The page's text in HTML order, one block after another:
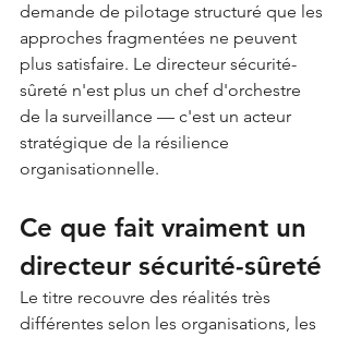
demande de pilotage structuré que les
approches fragmentées ne peuvent
plus satisfaire. Le directeur sécurité-
sûreté n'est plus un chef d'orchestre
de la surveillance — c'est un acteur
stratégique de la résilience
organisationnelle.
Ce que fait vraiment un
directeur sécurité-sûreté
Le titre recouvre des réalités très
différentes selon les organisations, les